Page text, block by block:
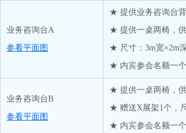
申银万国智富投资有限公司
四川汉江新材料有限公司
苏州柏昆新材料有限公司
台州市黄岩区嘉鼎贸易有限公司
统一企业（中国）投资有限公司
武汉安捷塑胶有限公司
厦门国贸纺原有限公司
业务咨询台A
参看平面图
★ 提供业务咨询台
★ 提供一桌两椅，
★ 尺寸：3m宽×2m
★ 内宾参会名额一个
业务咨询台B
参看平面图
★ 提供一桌两椅，
★ 赠送X展架1个，
★ 内宾参会名额一个